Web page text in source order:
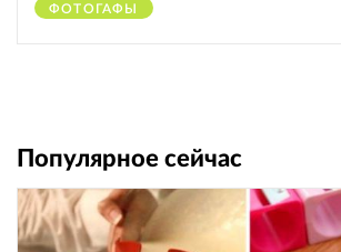
ФОТОГАФЫ
Популярное сейчас